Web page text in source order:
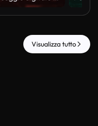
Visualizza tutto